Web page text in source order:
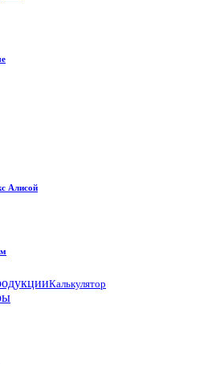
Алисой
Калькулятор